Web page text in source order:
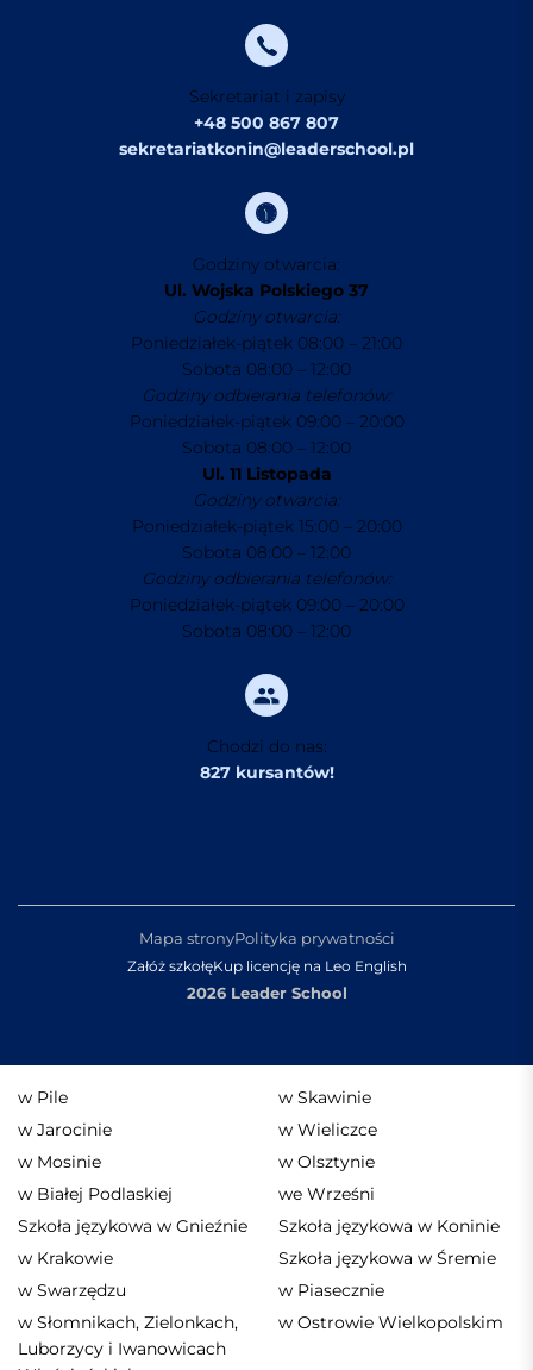
Sekretariat i zapisy
+48 500 867 807
sekretariatkonin@leaderschool.pl
Godziny otwarcia:
Ul. Wojska Polskiego 37
Godziny otwarcia:
Poniedziałek-piątek 08:00 – 21:00
Sobota 08:00 – 12:00
Godziny odbierania telefonów:
Poniedziałek-piątek 09:00 – 20:00
Sobota 08:00 – 12:00
Ul. 11 Listopada
Godziny otwarcia:
Poniedziałek-piątek 15:00 – 20:00
Sobota 08:00 – 12:00
Godziny odbierania telefonów:
Poniedziałek-piątek 09:00 – 20:00
Sobota 08:00 – 12:00
Chodzi do nas:
827 kursantów!
2026 Leader School
Załóż szkołęKup licencję na Leo English
Mapa stronyPolityka prywatności
w Pile
w Skawinie
w Jarocinie
w Wieliczce
w Mosinie
w Olsztynie
w Białej Podlaskiej
we Wrześni
Szkoła językowa w Gnieźnie
Szkoła językowa w Koninie
w Krakowie
Szkoła językowa w Śremie
w Swarzędzu
w Piasecznie
w Słomnikach, Zielonkach,
Luborzycy i Iwanowicach
w Ostrowie Wielkopolskim